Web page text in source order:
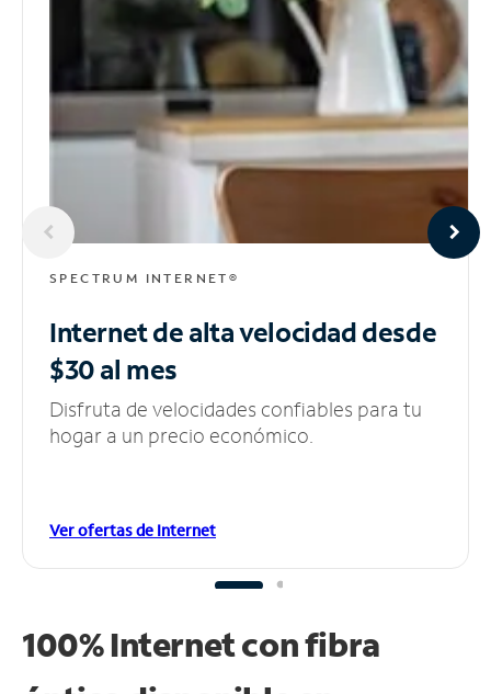
SPECTRUM INTERNET®
Internet de alta velocidaddesde
$30 al mes
Disfruta de velocidades confiables para tu
hogar a un precio económico.
Ver ofertas de Internet
100% Internet con fibra